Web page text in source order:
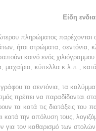
Είδη
πληρώματος
ήτοι στρώματα, σεντόνια,
κοινό ενός
μαχαίρια, κύπελλα κ.λ.π.,
τα σεντόνια, τα
πρέπει να παραδίδονται
τα κατά τις διατάξεις
κατά την απόλυση τους,
για τον καθαρισμό των